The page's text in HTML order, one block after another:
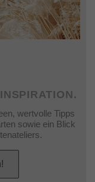
wertvolle Tipps
sowie ein Blick